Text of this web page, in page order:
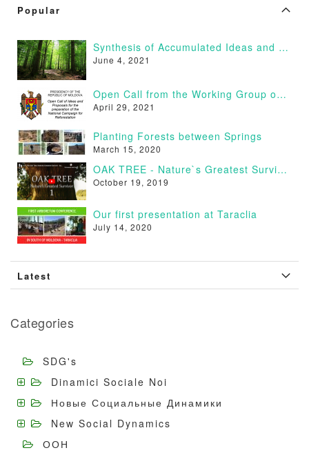
Popular
Synthesis of Accumulated Ideas and Proposals
June 4, 2021
Open Call from the Working Group on Afforestation of Moldova
April 29, 2021
Planting Forests between Springs
March 15, 2020
OAK TREE - Nature`s Greatest Survivor [VIDEO]
October 19, 2019
Our first presentation at Taraclia
July 14, 2020
Latest
Categories
SDG's
Dinamici Sociale Noi
Новые Социальные Динамики
New Social Dynamics
ООН